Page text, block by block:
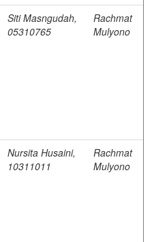
Siti Masngudah,
05310765
Rachmat
Mulyono
Nursita Husaini,
10311011
Rachmat
Mulyono